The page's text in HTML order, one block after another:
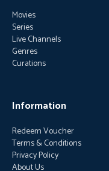
Movies
Series
Live Channels
Genres
Curations
Information
Redeem Voucher
Terms & Conditions
Privacy Policy
About Us